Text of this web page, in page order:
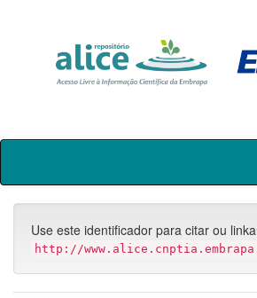
Skip
Use este identificador para citar ou
http://